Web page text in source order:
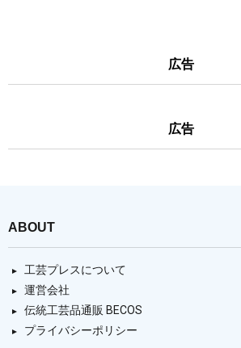
広告
広告
ABOUT
工芸プレスについて
運営会社
伝統工芸品通販 BECOS
プライバシーポリシー